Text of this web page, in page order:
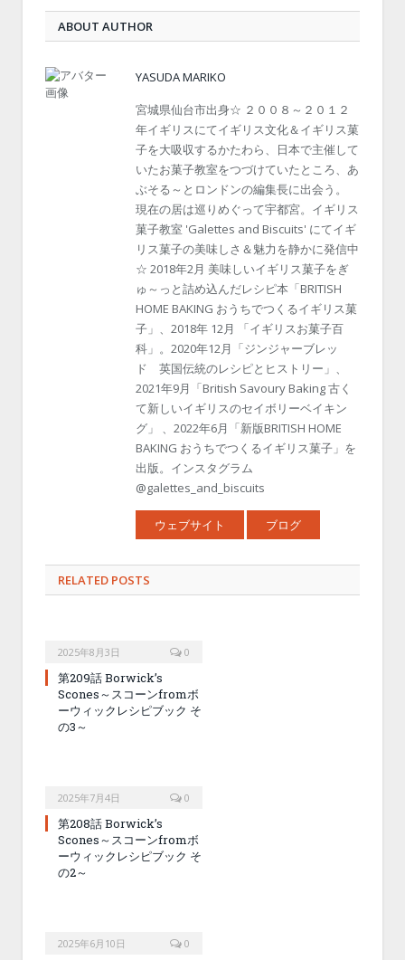
ABOUT AUTHOR
YASUDA MARIKO
宮城県仙台市出身☆ ２００８～２０１２
年イギリスにてイギリス文化＆イギリス菓
子を大吸収するかたわら、日本で主催して
いたお菓子教室をつづけていたところ、あ
ぶそる～とロンドンの編集長に出会う。
現在の居は巡りめぐって宇都宮。イギリス
菓子教室 'Galettes and Biscuits' にてイギ
リス菓子の美味しさ＆魅力を静かに発信中
☆ 2018年2月 美味しいイギリス菓子をぎ
ゅ～っと詰め込んだレシピ本「BRITISH
HOME BAKING おうちでつくるイギリス菓
子」、2018年 12月 「イギリスお菓子百
科」。2020年12月「ジンジャーブレッ
ド 英国伝統のレシピとヒストリー」、
2021年9月「British Savoury Baking 古く
て新しいイギリスのセイボリーベイキン
グ」 、2022年6月「新版BRITISH HOME
BAKING おうちでつくるイギリス菓子」を
出版。インスタグラム
@galettes_and_biscuits
ウェブサイト ブログ
RELATED POSTS
2025年8月3日 0
第209話 Borwick’s
Scones～スコーンfromボ
ーウィックレシピブック そ
の3～
2025年7月4日 0
第208話 Borwick’s
Scones～スコーンfromボ
ーウィックレシピブック そ
の2～
2025年6月10日 0